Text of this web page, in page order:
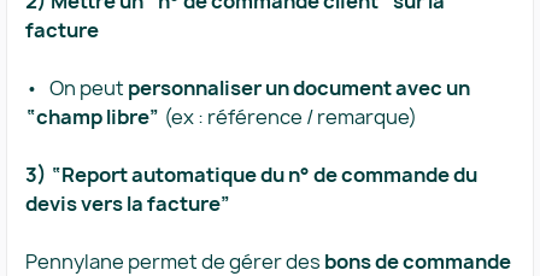
facture
• On peut ​ personnaliser un document avec un
“champ libre” ​ (ex : référence / remarque)
3) “Report automatique du n° de commande du
devis vers la facture”
Pennylane permet de gérer des ​ bons de commande